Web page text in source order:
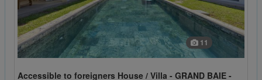
11
Accessible to foreigners House / Villa - GRAND BAIE -